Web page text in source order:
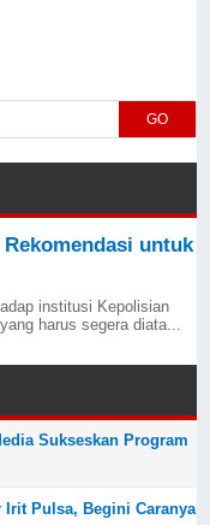
GO
untuk
institusi Kepolisian
harus segera diata...
Sukseskan Program
Irit Pulsa, Begini Caranya